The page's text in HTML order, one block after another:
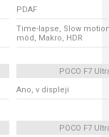
PDAF
Time-lapse, Slow
mód, Makro, HDR
POCO F7
Ano, v displeji
POCO F7